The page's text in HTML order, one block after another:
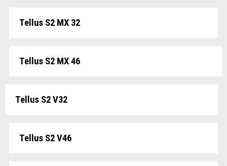
Tellus S2 MX 32
Tellus S2 MX 46
Tellus S2 V32
Tellus S2 V46